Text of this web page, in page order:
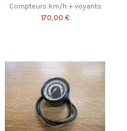
Compteurs km/h + voyants
170,00 €